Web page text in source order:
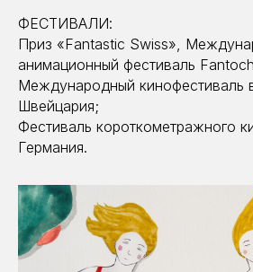
ФЕСТИВАЛИ:
Приз «Fantastic Swiss»,
анимационный фестиваль
Международный кинофестиваль
Швейцария;
Фестиваль короткометражного
Германия.